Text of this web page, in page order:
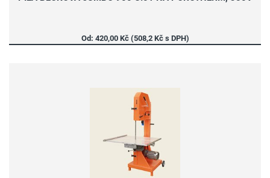
Od: 420,00 Kč (508,2 Kč s DPH)